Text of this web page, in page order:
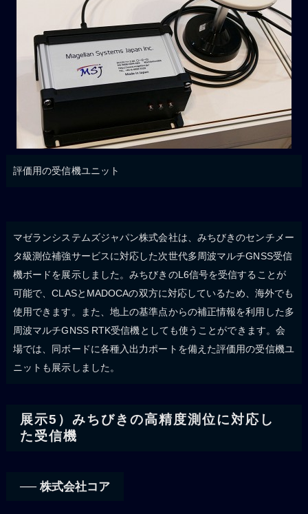
評価用の受信機ユニット
マゼランシステムズジャパン株式会社は、みちびきのセンチメー
タ級測位補強サービスに対応した次世代多周波マルチGNSS受信
機ボードを展示しました。みちびきのL6信号を受信することが
可能で、CLASとMADOCAの双方に対応しているため、海外でも
使用できます。また、地上の基準点からの補正情報を利用した多
周波マルチGNSS RTK受信機としても使うことができます。会
場では、同ボードに各種入出力ポートを備えた評価用の受信機ユ
ニットも展示しました。
展示5）みちびきの高精度測位に対応し
た受信機
── 株式会社コア